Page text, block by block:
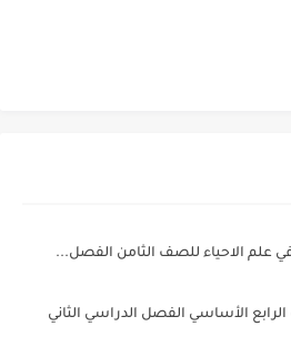
الاحياء للصف الثامن الفصل...
الأساسي الفصل الدراسي الثاني